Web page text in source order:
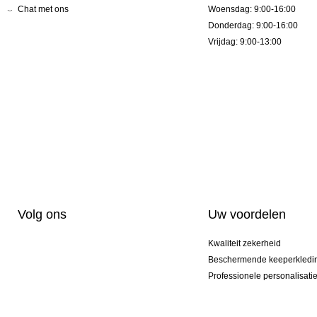
Chat met ons
Woensdag: 9:00-16:00
Donderdag: 9:00-16:00
Vrijdag: 9:00-13:00
Volg ons Uw voordelen
Kwaliteit zekerheid
Beschermende
Professionele personalisatie